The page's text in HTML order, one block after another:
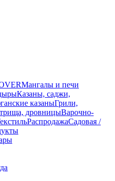
Мангалы и печи
Казаны, саджи,
казаныГрили,
дровницыВарочно-
РаспродажаСадовая /